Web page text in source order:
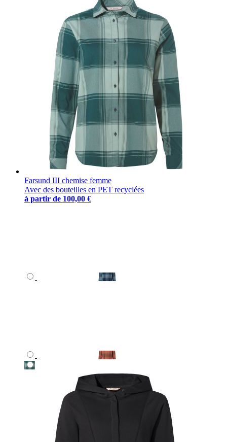
Farsund III chemise femme
Avec des bouteilles en PET recyclées
à partir de 100,00 €